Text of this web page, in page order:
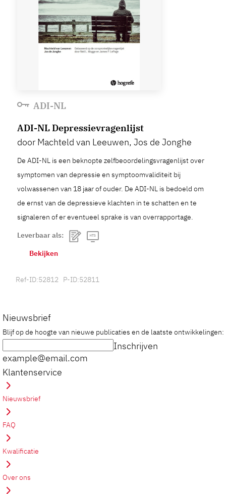
ADI-NL
ADI-NL Depressievragenlijst
door Machteld van Leeuwen, Jos de Jonghe
De ADI-NL is een beknopte zelfbeoordelingsvragenlijst over
symptomen van depressie en symptoomvaliditeit bij
volwassenen van 18 jaar of ouder. De ADI-NL is bedoeld om
de ernst van de depressieve klachten in te schatten en te
signaleren of er eventueel sprake is van overrapportage.
Leverbaar als:
Bekijken
Ref-ID:52812 P-ID:52811
Nieuwsbrief
Blijf op de hoogte van nieuwe publicaties en de laatste ontwikkelingen:
example@email.com
Inschrijven
Klantenservice
Nieuwsbrief
FAQ
Kwalificatie
Over ons